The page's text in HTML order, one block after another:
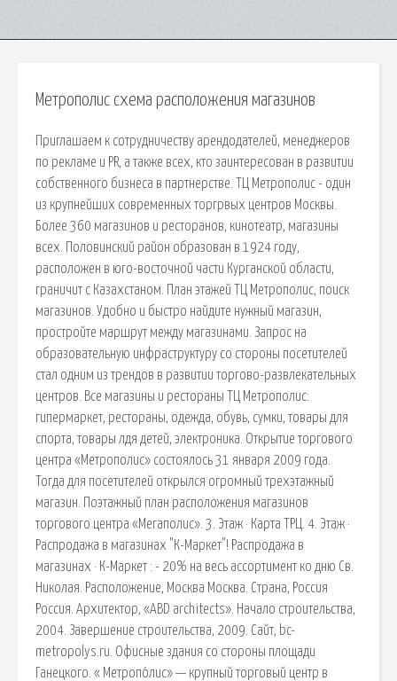
Метрополис схема расположения магазинов
Приглашаем к сотрудничеству арендодателей, менеджеров
по рекламе и PR, а также всех, кто заинтересован в развитии
собственного бизнеса в партнерстве. ТЦ Метрополис - один
из крупнейших современных торгрвых центров Москвы.
Более 360 магазинов и ресторанов, кинотеатр, магазины
всех. Половинский район образован в 1924 году,
расположен в юго-восточной части Курганской области,
граничит с Казахстаном. План этажей ТЦ Метрополис, поиск
магазинов. Удобно и быстро найдите нужный магазин,
простройте маршрут между магазинами. Запрос на
образовательную инфраструктуру со стороны посетителей
стал одним из трендов в развитии торгово-развлекательных
центров. Все магазины и рестораны ТЦ Метрополис:
гипермаркет, рестораны, одежда, обувь, сумки, товары для
спорта, товары лдя детей, электроника. Открытие торгового
центра «Метрополис» состоялось 31 января 2009 года.
Тогда для посетителей открылся огромный трехэтажный
магазин. Поэтажный план расположения магазинов
торгового центра «Мегаполис». 3. Этаж · Карта ТРЦ. 4. Этаж ·
Распродажа в магазинах "К-Маркет"! Распродажа в
магазинах · К-Маркет : - 20% на весь ассортимент ко дню Св.
Николая. Расположение, Москва Москва. Страна, Россия
Россия. Архитектор, «ABD architects». Начало строительства,
2004. Завершение строительства, 2009. Сайт, bc-
metropolys.ru. Офисные здания со стороны площади
Ганецкого. « Метропóлис» — крупный торговый центр в